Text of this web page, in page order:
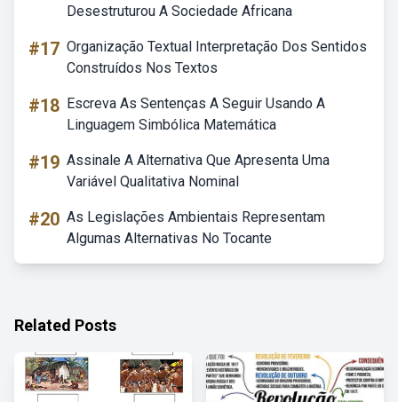
Desestruturou A Sociedade Africana
#17 Organização Textual Interpretação Dos Sentidos
Construídos Nos Textos
#18 Escreva As Sentenças A Seguir Usando A
Linguagem Simbólica Matemática
#19 Assinale A Alternativa Que Apresenta Uma
Variável Qualitativa Nominal
#20 As Legislações Ambientais Representam
Algumas Alternativas No Tocante
Related Posts